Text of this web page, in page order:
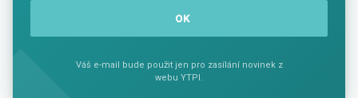
Váš e-mail bude použit jen pro zasílání novinek z
webu YTPI.